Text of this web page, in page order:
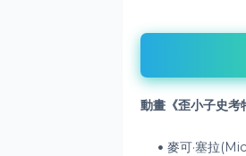
動畫《歪小子史考
麥可·塞拉